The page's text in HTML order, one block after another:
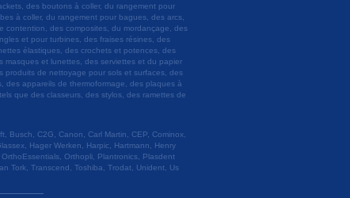
des boutons à coller, du rangement pour
à coller, du rangement pour bagues, des arcs,
contention, des composites, du mordançage, des
et pour turbines, des fraises résines, des
élastiques, des crochets et potences, des
et lunettes, des serviettes et du papier
produits de nettoyage pour sols et surfaces, des
des appareils de thermoformage, des plaques à
que des classeurs, des stylos, des ramettes de
Busch, C2G, Canon, Carl Martin, CEP, Cominox,
Hager Werken, Harpic, Hartmann, Henry
Orthopli, Plantronics, Plasdent
Tork, Transcend, Toshiba, Trodat, Unident, Us